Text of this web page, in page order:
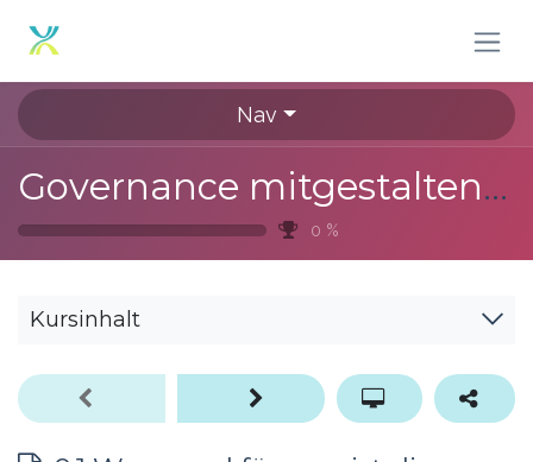
Nav
Governance mitgestalten I - Basis
0 %
Kursinhalt